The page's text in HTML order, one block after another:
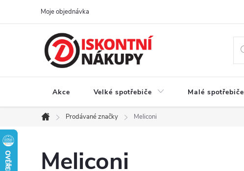
Moje objednávka
Akce Velké spotřebiče Malé spotřebiče
Domů
Prodávané značky Meliconi
Meliconi